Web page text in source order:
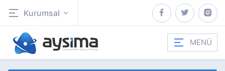
Kurumsal
MENÜ